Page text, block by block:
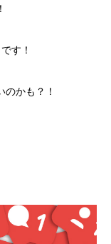
す！
かも？！